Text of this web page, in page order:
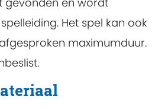
Het spel kan ook
maximumduur.